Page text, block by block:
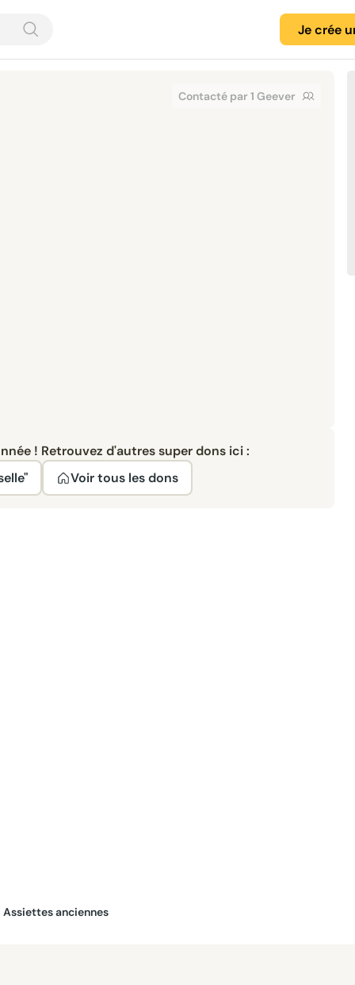
Je crée
Contacté par 1 Geever
! Retrouvez d'autres super dons ici :
Voir tous les dons
Assiettes anciennes